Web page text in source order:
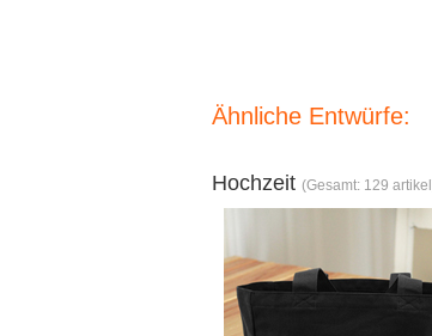
Ähnliche Entwürfe:
Hochzeit (Gesamt: 129